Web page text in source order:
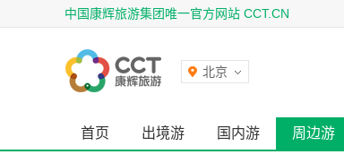
中国康辉旅游集团唯一官方网站 CCT.CN
北京
首页 出境游 国内游 周边游